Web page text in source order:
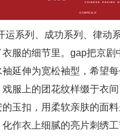
运系列、成功系列、律动
服的细节里。gap把京
延伸为宽松袖型，希望
服上的团花纹样缀于衣
玉扣，用柔软亲肤的面
作衣上细腻的亮片刺绣